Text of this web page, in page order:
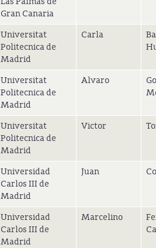
Gran Canaria
Universitat
Politecnica de
Madrid
Carla
Universitat
Politecnica de
Madrid
Alvaro
Universitat
Politecnica de
Madrid
Victor
Universidad
Carlos III de
Madrid
Juan
Universidad
Carlos III de
Madrid
Marcelino